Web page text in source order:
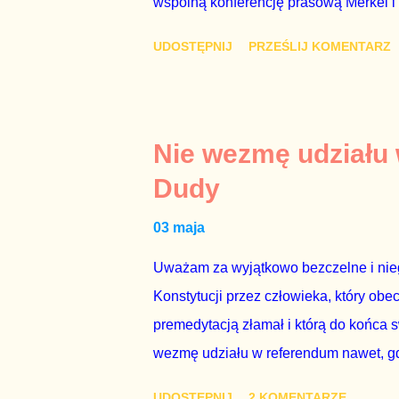
tym i porównał PKB Polski i
pewnie dlatego, że nie chciało mu
naszego kraju z lat 2007-2015.
rządu. Generalnie, M...
UDOSTĘPNIJ PRZEŚLIJ KOMENTARZ
Nie wezmę
Dudy
03 maja
Uważam za wyjątkowo bezczelne i
Konstytucji przez człowieka, który
premedytacją złamał i którą do
wezmę udziału w referendum nawet,